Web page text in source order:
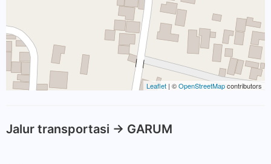
Leaflet | ©OpenStreetMapcontributors
Jalur transportasi -> GARUM